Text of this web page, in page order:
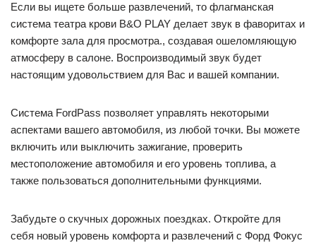
Если вы ищете больше развлечений, то флагманская
система театра крови B&O PLAY делает звук в фаворитах и
комфорте зала для просмотра., создавая ошеломляющую
атмосферу в салоне. Воспроизводимый звук будет
настоящим удовольствием для Вас и вашей компании.
Система FordPass позволяет управлять некоторыми
аспектами вашего автомобиля, из любой точки. Вы можете
включить или выключить зажигание, проверить
местоположение автомобиля и его уровень топлива, а
также пользоваться дополнительными функциями.
Забудьте о скучных дорожных поездках. Откройте для
себя новый уровень комфорта и развлечений с Форд Фокус